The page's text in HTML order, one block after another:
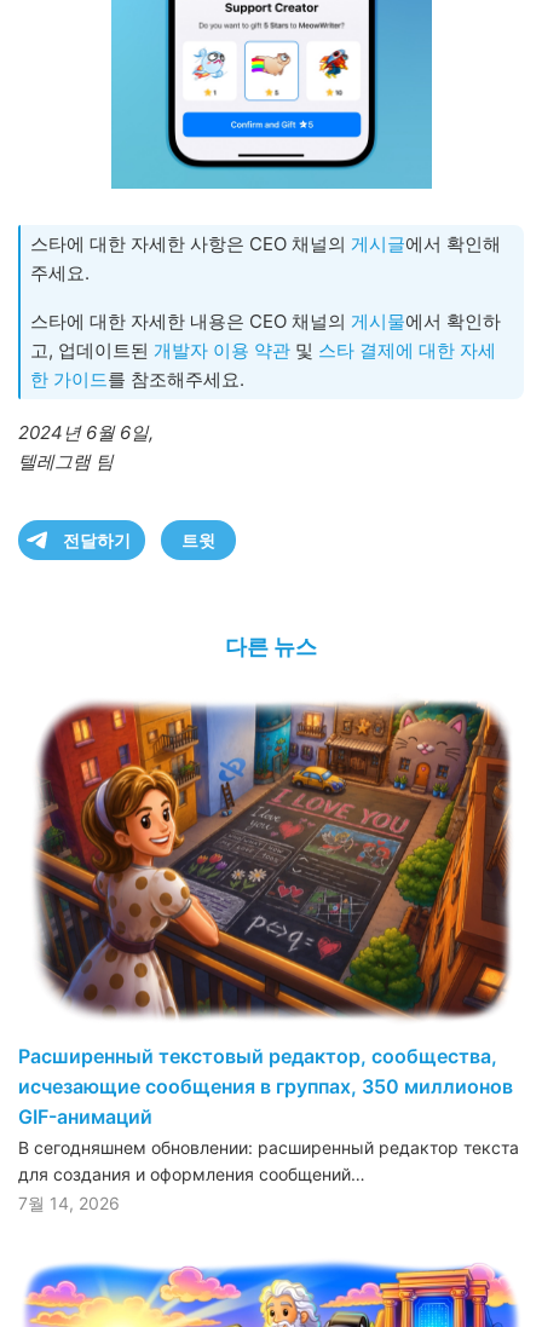
스타에 대한 자세한 사항은 CEO 채널의 게시글에서 확인해
주세요.
스타에 대한 자세한 내용은 CEO 채널의 게시물에서 확인하
고, 업데이트된 개발자 이용 약관 및 스타 결제에 대한 자세
한 가이드를 참조해주세요.
2024년 6월 6일,
텔레그램 팀
전달하기 트윗
다른 뉴스
Расширенный текстовый редактор, сообщества,
исчезающие сообщения в группах, 350 миллионов
GIF-анимаций
В сегодняшнем обновлении: расширенный редактор текста
для создания и оформления сообщений…
7월 14, 2026